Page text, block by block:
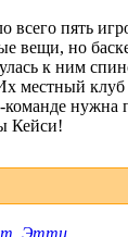
всего пять
вещи, но
к ним
местный клуб
нужна
Кейси!